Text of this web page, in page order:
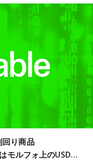
回り商品
モルフォ上のUSD…